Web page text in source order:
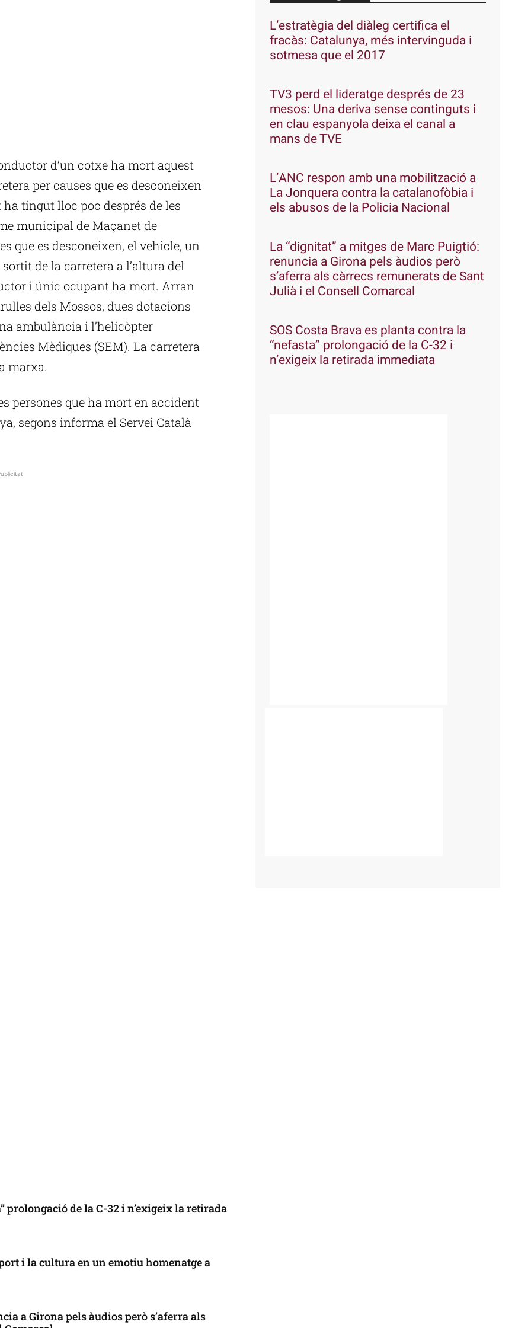
d’un cotxe ha mort aquest
per causes que es desconeixen
tingut lloc poc després de les
municipal de Maçanet de
que es desconeixen, el vehicle, un
de la carretera a l’altura del
i únic ocupant ha mort. Arran
dels Mossos, dues dotacions
ambulància i l’helicòpter
Mèdiques (SEM). La carretera
marxa.
persones que ha mort en accident
segons informa el Servei Català
prolongació de la C-32 i n’exigeix la retirada
i la cultura en un emotiu homenatge a
a Girona pels àudios però s’aferra als
L’estratègia del diàleg certifica el
fracàs: Catalunya, més intervinguda i
sotmesa que el 2017
TV3 perd el lideratge després de 23
mesos: Una deriva sense continguts i
en clau espanyola deixa el canal a
mans de TVE
L’ANC respon amb una mobilització a
La Jonquera contra la catalanofòbia i
els abusos de la Policia Nacional
La “dignitat” a mitges de Marc Puigtió:
renuncia a Girona pels àudios però
s’aferra als càrrecs remunerats de Sant
Julià i el Consell Comarcal
SOS Costa Brava es planta contra la
“nefasta” prolongació de la C-32 i
n’exigeix la retirada immediata